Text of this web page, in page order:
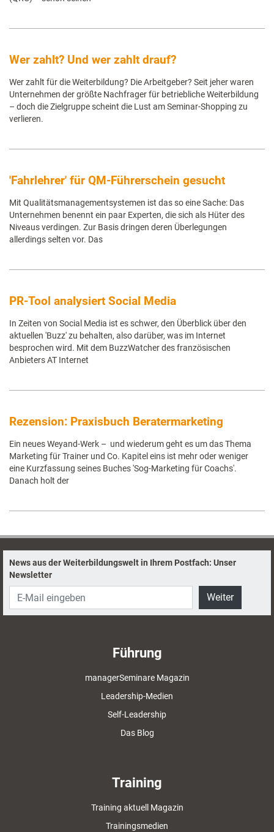
Wer zahlt? Und wer zahlt drauf?
Wer zahlt für die Weiterbildung? Die Arbeitgeber? Seit jeher waren
Unternehmen der größte Nachfrager für betriebliche Weiterbildung
– doch die Zielgruppe scheint die Lust am Seminar-Shopping zu
verlieren.
'Fahrlehrer' für QM-Führerschein gesucht
Mit Qualitätsmanagementsystemen ist das so eine Sache: Das
Unternehmen benennt ein paar Experten, die sich als Hüter des
Niveaus verdingen. Zur Basis dringen deren Überlegungen
allerdings selten vor. Das
PR-Tool analysiert Social Media
In Zeiten von Social Media ist es schwer, den Überblick über den
aktuellen 'Buzz' zu behalten, also darüber, was im Internet
besprochen wird. Mit dem BuzzWatcher des französischen
Anbieters AT Internet
Rezension: Praxisbuch Beratermarketing
Ein neues Weyand-Werk – und wiederum geht es um das Thema
Marketing für Trainer und Co. Kapitel eins ist mehr oder weniger
eine Kurzfassung seines Buches 'Sog-Marketing für Coachs'.
Danach holt der
News aus der Weiterbildungswelt in Ihrem Postfach: Unser
Newsletter
Weiter
Führung
managerSeminare Magazin
Leadership-Medien
Self-Leadership
Das Blog
Training
Training aktuell Magazin
Trainingsmedien